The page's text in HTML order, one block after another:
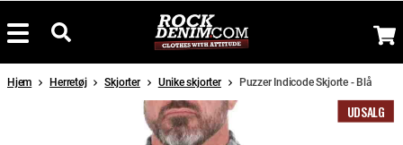
Hjem Herretøj Skjorter Unike skjorter Puzzer Indicode Skjorte - Blå
UDSALG